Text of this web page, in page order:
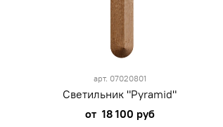
арт. 07020801
Светильник "Pyramid"
от 18 100 руб